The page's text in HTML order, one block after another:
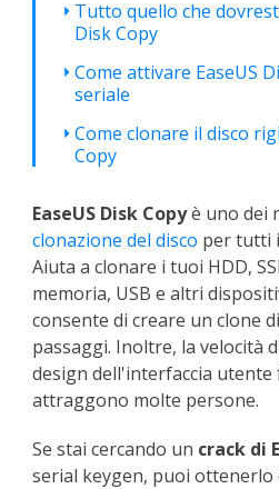
Tutto quello che
Disk Copy
Come attivare EaseUS
seriale
Come clonare il disco
Copy
EaseUS Disk Copyè uno dei
clonazione del disco per tutti
Aiuta a clonare i tuoi HDD,
memoria, USB e altri
consente di creare un clone
passaggi. Inoltre, la velocità
design dell'interfaccia utente
attraggono molte persone.
Se stai cercando un crack di
serial keygen, puoi ottenerlo